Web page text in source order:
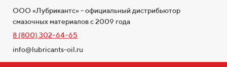
ООО «Лубрикантс» – официальный дистрибьютор
смазочных материалов с 2009 года
8 (800) 302-64-65
info@lubricants-oil.ru